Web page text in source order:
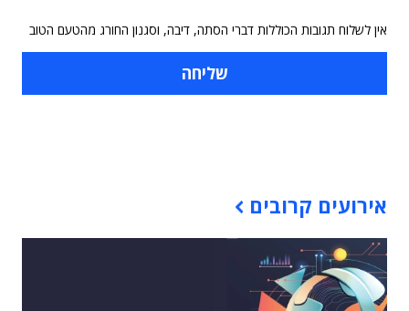
אין לשלוח תגובות הכוללות דברי הסתה, דיבה, וסגנון החורג מהטעם הטוב
אירועים קרובים